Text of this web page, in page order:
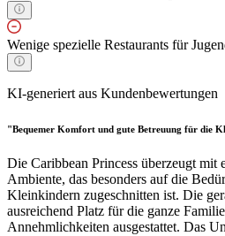
Wenige spezielle Restaurants für
KI-generiert aus Kundenbewertungen
"Bequemer Komfort und gute Betreuung für die
Die Caribbean Princess überzeugt
Ambiente, das besonders auf die
Kleinkindern zugeschnitten ist. Die
ausreichend Platz für die ganze
Annehmlichkeiten ausgestattet. Das